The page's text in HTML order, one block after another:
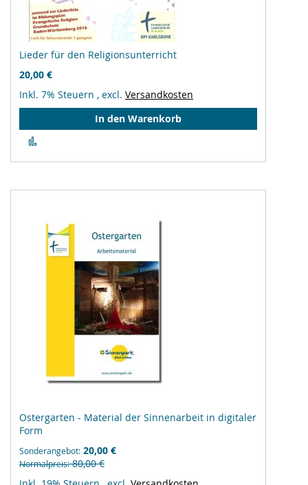
Lieder für den Religionsunterricht
20,00 €
Inkl. 7% Steuern , excl. Versandkosten
In den Warenkorb
hinzufügen
Ostergarten - Material der Sinnenarbeit in digitaler
Form
Sonderangebot 20,00 €
Normalpreis 80,00 €